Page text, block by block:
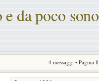
da poco sono
4 messaggi • Pagina 1